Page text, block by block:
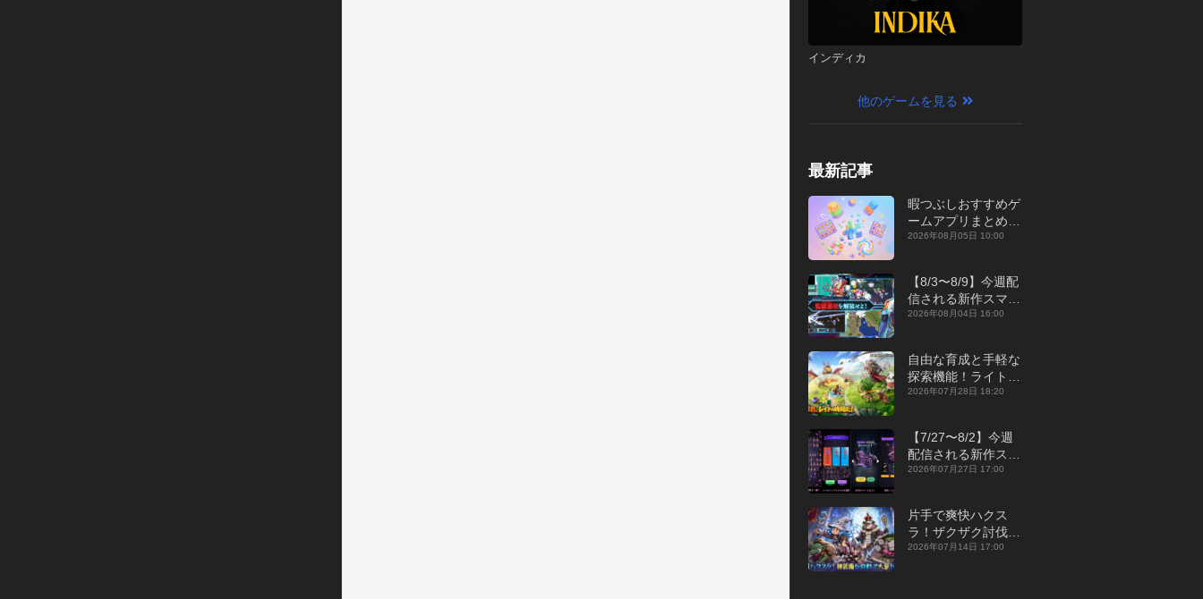
インディカ
他のゲームを見る
最新記事
暇つぶしおすすめゲ
ームアプリまとめ｜
オフライン対応あり
2026年08月05日 10:00
【8/3〜8/9】今週配
信される新作スマホ
ゲームをまとめてお
2026年08月04日 16:00
自由な育成と手軽な
探索機能！ライトカ
ジュアルMMORPG
P】
2026年07月28日 18:20
【7/27〜8/2】今週
配信される新作スマ
ホゲームをまとめて
2026年07月27日 17:00
片手で爽快ハクス
ラ！ザクザク討伐し
て神装備を集める放
2026年07月14日 17:00